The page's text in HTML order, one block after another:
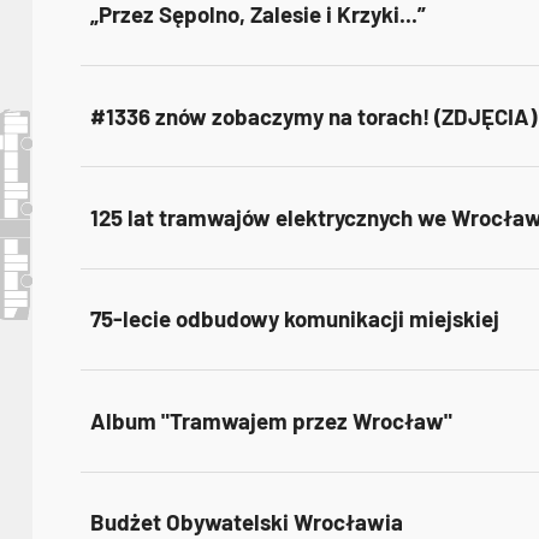
„Przez Sępolno, Zalesie i Krzyki...”
#1336 znów zobaczymy na torach! (ZDJĘCIA)
125 lat tramwajów elektrycznych we
75-lecie odbudowy komunikacji miejskiej
Album "Tramwajem przez Wrocław"
Budżet Obywatelski Wrocławia